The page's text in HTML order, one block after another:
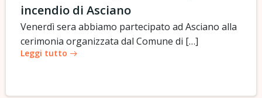
incendio di Asciano
Venerdì sera abbiamo partecipato ad Asciano alla
cerimonia organizzata dal Comune di […]
Leggi tutto